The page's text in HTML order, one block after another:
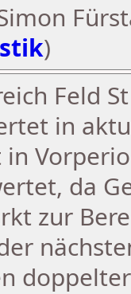
)
Feld
in
da
zur